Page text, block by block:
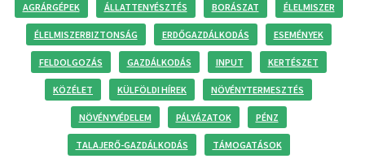
AGRÁRGÉPEK ÁLLATTENYÉSZTÉS BORÁSZAT ÉLELMISZER
ÉLELMISZERBIZTONSÁG ERDŐGAZDÁLKODÁS ESEMÉNYEK
FELDOLGOZÁS GAZDÁLKODÁS INPUT KERTÉSZET
KÖZÉLET KÜLFÖLDI HÍREK NÖVÉNYTERMESZTÉS
NÖVÉNYVÉDELEM PÁLYÁZATOK PÉNZ
TALAJERŐ-GAZDÁLKODÁS TÁMOGATÁSOK